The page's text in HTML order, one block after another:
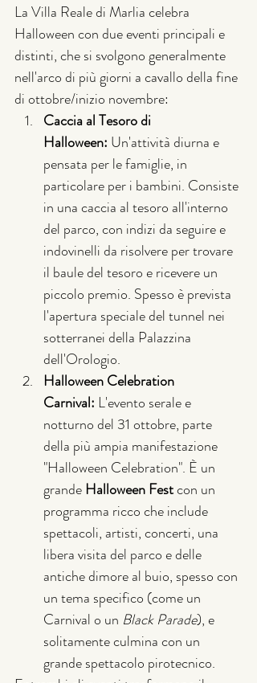
La Villa Reale di Marlia celebra
Halloween con due eventi principali e
distinti, che si svolgono generalmente
nell'arco di più giorni a cavallo della fine
di ottobre/inizio novembre:
Caccia al Tesoro di
Halloween: Un'attività diurna e
pensata per le famiglie, in
particolare per i bambini. Consiste
in una caccia al tesoro all'interno
del parco, con indizi da seguire e
indovinelli da risolvere per trovare
il baule del tesoro e ricevere un
piccolo premio. Spesso è prevista
l'apertura speciale del tunnel nei
sotterranei della Palazzina
dell'Orologio.
Halloween Celebration
Carnival: L'evento serale e
notturno del 31 ottobre, parte
della più ampia manifestazione
"Halloween Celebration". È un
grande Halloween Fest con un
programma ricco che include
spettacoli, artisti, concerti, una
libera visita del parco e delle
antiche dimore al buio, spesso con
un tema specifico (come un
Carnival o un Black Parade), e
solitamente culmina con un
grande spettacolo pirotecnico.